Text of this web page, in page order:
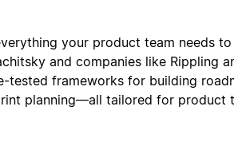
your product team needs
and companies like Rippling
tested frameworks for building
planning—all tailored for product